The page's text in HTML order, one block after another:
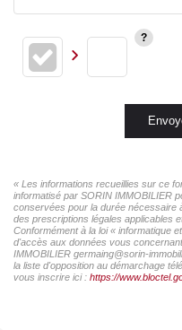
« Les informations recueillies sur ce
informatisé par SORIN IMMOBILIER
conservées pour la durée nécessaire
des prescriptions légales applicables
Conformément à la loi « informatique
d'accès aux données vous
IMMOBILIER germaing@sorin-
la liste d'opposition au démarchage
vous inscrire ici : https://